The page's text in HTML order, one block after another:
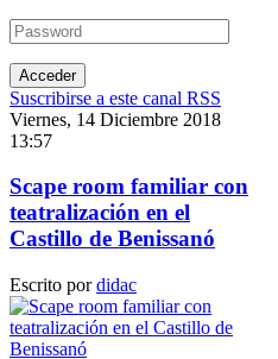
Suscribirse a este canal RSS
Viernes, 14 Diciembre 2018
13:57
Scape room familiar con
teatralización en el
Castillo de Benissanó
Escrito pordidac